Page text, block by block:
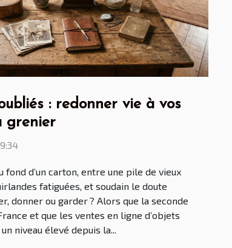
: redonner vie à vos
grenier
fond d’un carton, entre une pile de vieux
fatiguées, et soudain le doute
donner ou garder ? Alors que la seconde
et que les ventes en ligne d’objets
niveau élevé depuis la...